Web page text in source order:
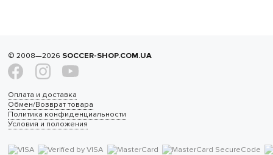
© 2008—2026 SOCCER-SHOP.COM.UA
Оплата и доставка
Обмен/Возврат товара
Политика конфиденциальности
Условия и положения